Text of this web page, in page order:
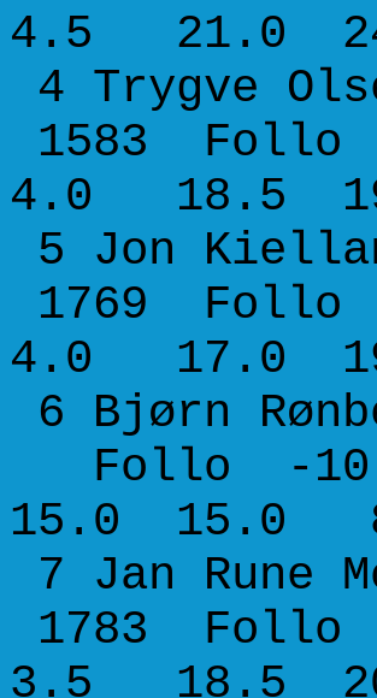
4.5 21.0
4
1583 Follo
4.0 18.5
5 Jon
1769 Follo
4.0 17.0
6 Bjørn
Follo -10
15.0 15.0
7 Jan
1783 Follo
3.5 18.5